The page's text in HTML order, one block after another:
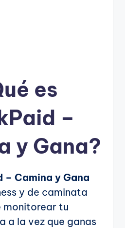
es
–
y Gana?
– Camina y Gana
y de caminata
monitorear tu
a la vez que ganas